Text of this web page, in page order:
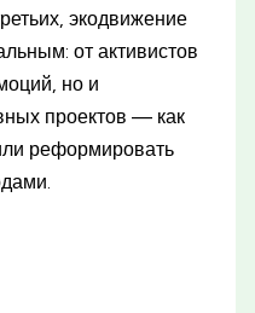
экодвижение
от активистов
но и
проектов — как
реформировать